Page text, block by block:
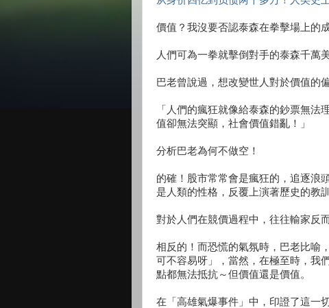
價值？我沒要否認泰森在拳擊場上的
人們可為一拳就擊倒對手的泰森千萬
巴老曾說過，想改變世人對於價值的偏
「人們的瘋狂就像給泰森的鈔票無
值卻無法突顯，社會價值錯亂！」
分析巴老為何不做空！
的確！股市常常會是瘋狂的，追逐浪
是人類的性格，反覆上演著歷史的教
對於人們在競價過程中，往往輸家反
相反的！而恐慌的氣氛時，巴老比喻
可不容易呀」，當然，在極至時，我
點都無法抵抗～但價值還是價值。
在「高雄氣爆事件」中，印證了這一切